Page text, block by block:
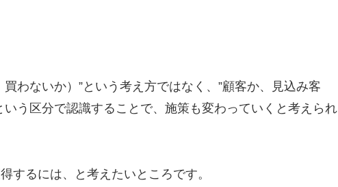
わないか）”という考え方ではなく、”顧客か、見込み客
いう区分で認識することで、施策も変わっていくと考えられ
するには、と考えたいところです。